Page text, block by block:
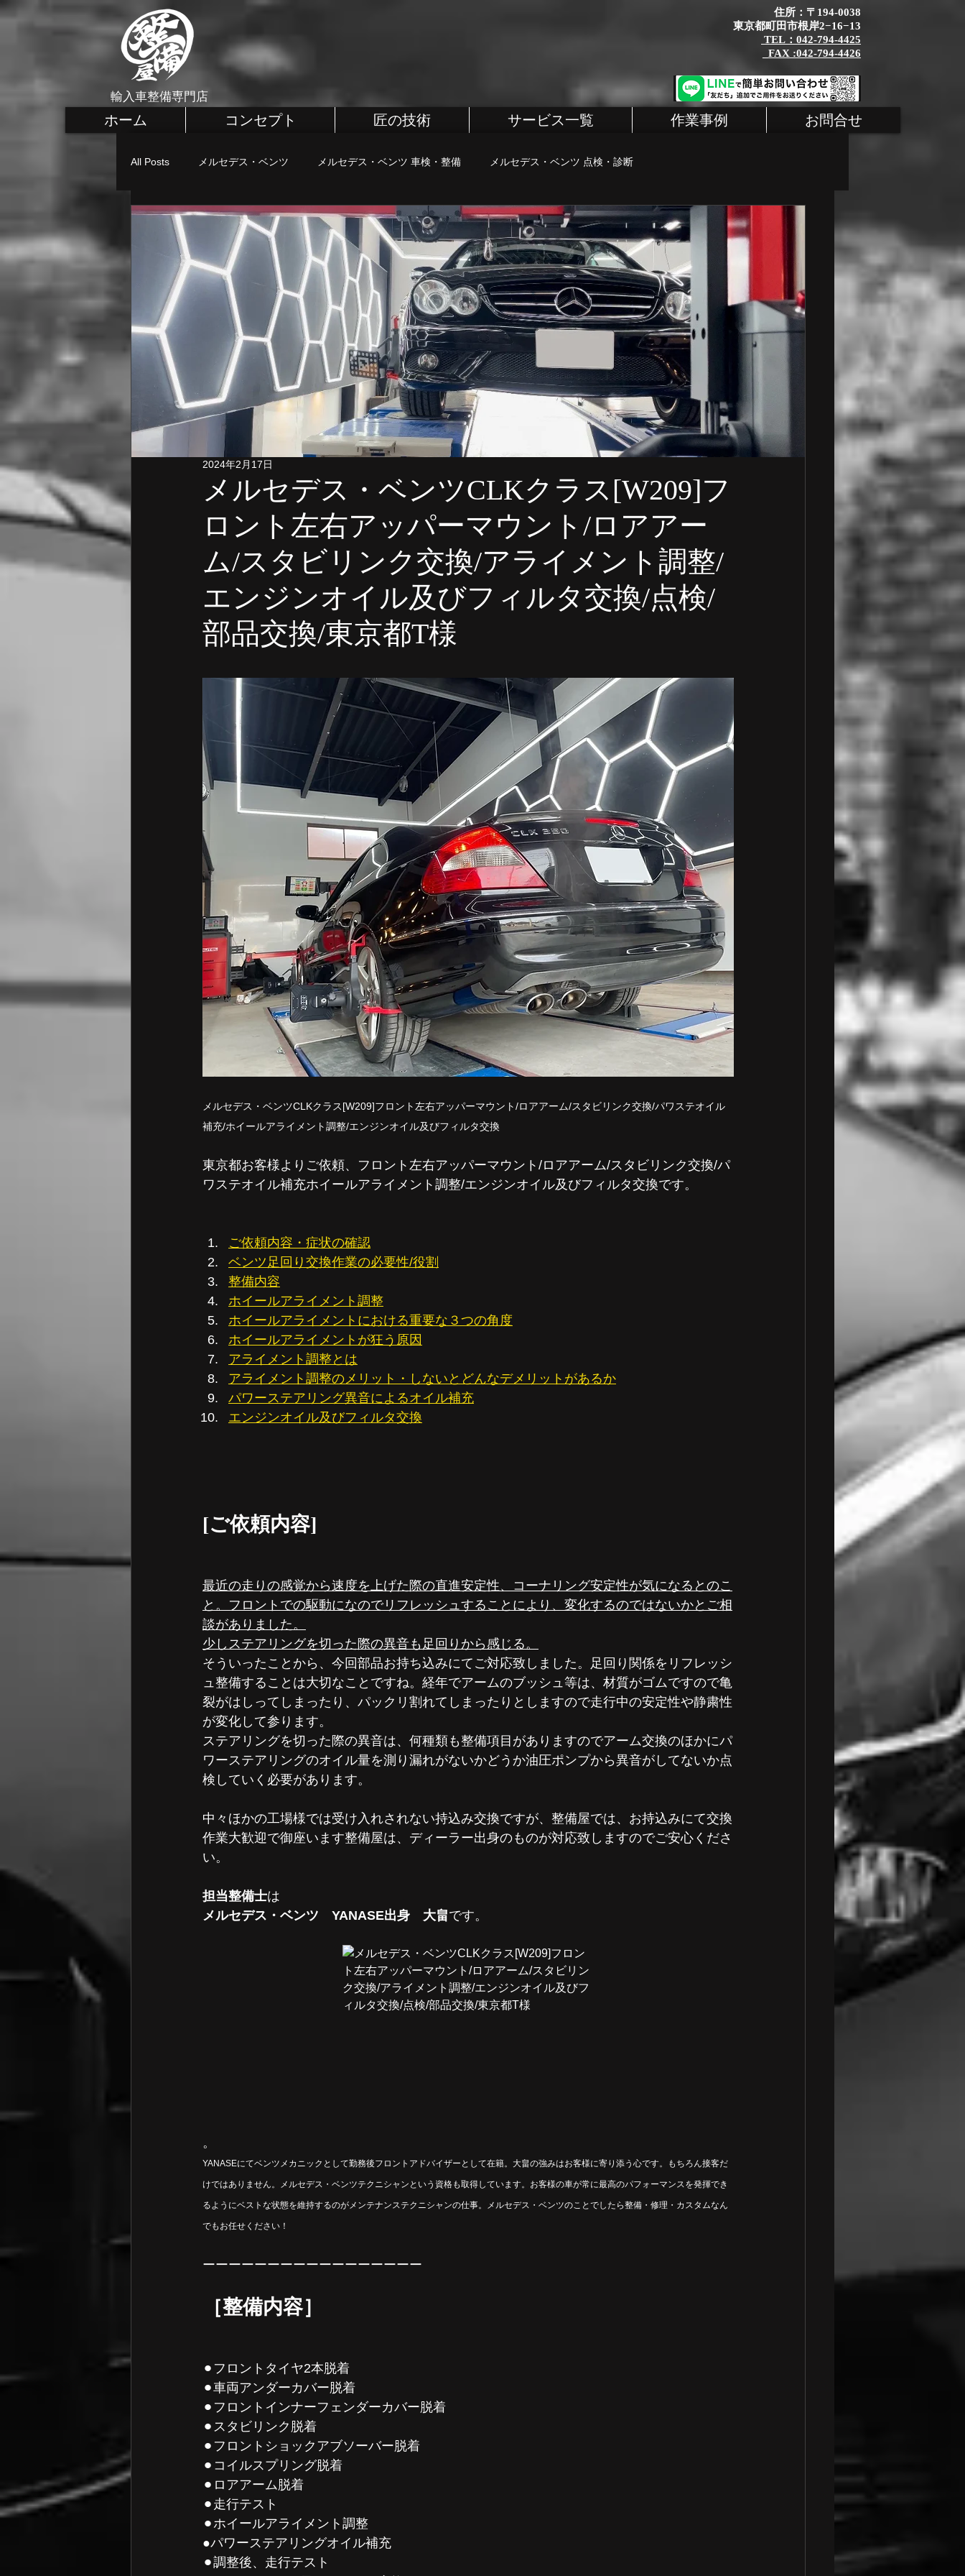
住所：〒194-0038
東京都町田市根岸2−16−13
TEL：042-794-4425
_FAX :042-794-4426
ホーム コンセプト 匠の技術 サービス一覧 作業事例 お問合せ
All Posts メルセデス・ベンツ メルセデス・ベンツ 車検・整備 メルセデス・ベンツ 点検・診断
メルセデス・ベンツ カスタム BMW BMW 車検・整備 BMW 点検・診断 BMW カスタム MINI
MINI 車検・整備 MINI 点検・診断 MINI カスタム 町田、相模原、八王子整備屋 ポルシェ 整備
ポルシェ 点検 診断 ポルシェ 車検 MINI板金塗装 フォルクスワーゲン車検 点検
フォルクスワーゲン オイル交換 フォルクスワーゲン 1年点検 アウディ 整備 アウディ 車検整備
アウディ 点検・修理 アウディ 車両診断 オススメ項目 MINI一般整備 ランボルギーニ
BMW
メルセデス・ベンツCLKクラス[W209]フ
ロント左右アッパーマウント/ロアアー
ム/スタビリンク交換/アライメント調整/
エンジンオイル及びフィルタ交換/点検/
部品交換/東京都T様
2024年2月17日
メルセデス・ベンツCLKクラス[W209]フロント左右アッパーマウント/ロアアーム/スタビリンク交換/パワステオイル
補充/ホイールアライメント調整/エンジンオイル及びフィルタ交換
東京都お客様よりご依頼、フロント左右アッパーマウント/ロアアーム/スタビリンク交換/パ
ワステオイル補充ホイールアライメント調整/エンジンオイル及びフィルタ交換です。
ご依頼内容・症状の確認
ベンツ足回り交換作業の必要性/役割
整備内容
ホイールアライメント調整
ホイールアライメントにおける重要な３つの角度
ホイールアライメントが狂う原因
アライメント調整とは
アライメント調整のメリット・しないとどんなデメリットがあるか
パワーステアリング異音によるオイル補充
エンジンオイル及びフィルタ交換
[ご依頼内容]
最近の走りの感覚から速度を上げた際の直進安定性、コーナリング安定性が気になるとのこ
と。フロントでの駆動になのでリフレッシュすることにより、変化するのではないかとご相
談がありました。
少しステアリングを切った際の異音も足回りから感じる。
そういったことから、今回部品お持ち込みにてご対応致しました。足回り関係をリフレッシ
ュ整備することは大切なことですね。経年でアームのブッシュ等は、材質がゴムですので亀
裂がはしってしまったり、パックリ割れてしまったりとしますので走行中の安定性や静粛性
が変化して参ります。
ステアリングを切った際の異音は、何種類も整備項目がありますのでアーム交換のほかにパ
ワーステアリングのオイル量を測り漏れがないかどうか油圧ポンプから異音がしてないか点
検していく必要があります。
中々ほかの工場様では受け入れされない持込み交換ですが、整備屋では、お持込みにて交換
作業大歓迎で御座います整備屋は、ディーラー出身のものが対応致しますのでご安心くださ
い。
担当整備士は
メルセデス・ベンツ　YANASE出身　大畠です。
。
YANASEにてベンツメカニックとして勤務後フロントアドバイザーとして在籍。大畠の強みはお客様に寄り添う心です。もちろん接客だ
けではありません。メルセデス・ベンツテクニシャンという資格も取得しています。お客様の車が常に最高のパフォーマンスを発揮でき
るようにベストな状態を維持するのがメンテナンステクニシャンの仕事。メルセデス・ベンツのことでしたら整備・修理・カスタムなん
でもお任せください！
ーーーーーーーーーーーーーーーーー
［整備内容］
⚫︎フロントタイヤ2本脱着
⚫︎車両アンダーカバー脱着
⚫︎フロントインナーフェンダーカバー脱着
⚫︎スタビリンク脱着
⚫︎フロントショックアブソーバー脱着
⚫︎コイルスプリング脱着
⚫︎ロアアーム脱着
⚫︎走行テスト
⚫︎ホイールアライメント調整
●パワーステアリングオイル補充
⚫︎調整後、走行テスト
輸入車整備専門店